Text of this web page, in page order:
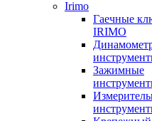
Irimo
Гаечные
IRIMO
Зажимные